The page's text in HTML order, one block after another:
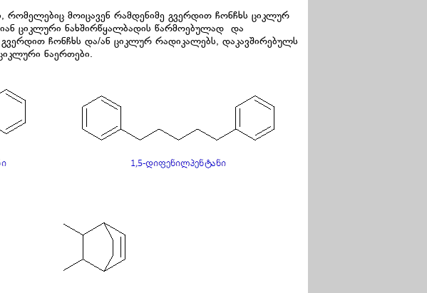
რომელებიც მოიცავენ რამდენიმე გვერდით ჩონჩხს ციკლურ
ციკლური ნახშირწყალბადის წარმოებულად და
ჩონჩხს და/ან ციკლურ რადიკალებს, დაკავშირებულს
ნაერთები.